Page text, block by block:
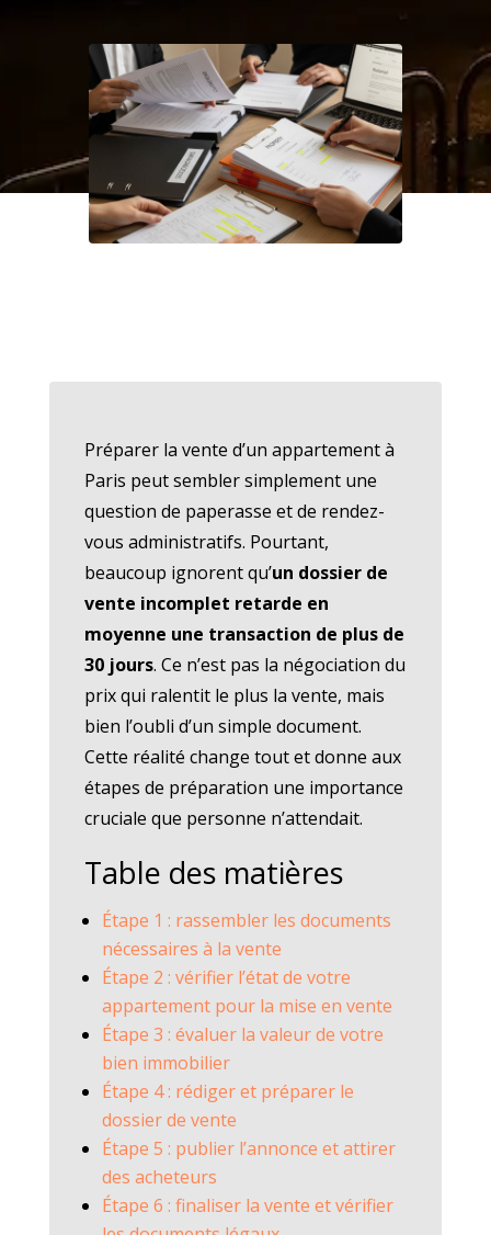
Préparer la vente d’un appartement à
Paris peut sembler simplement une
question de paperasse et de rendez-
vous administratifs. Pourtant,
beaucoup ignorent qu’un dossier de
vente incomplet retarde en
moyenne une transaction de plus de
30 jours. Ce n’est pas la négociation du
prix qui ralentit le plus la vente, mais
bien l’oubli d’un simple document.
Cette réalité change tout et donne aux
étapes de préparation une importance
cruciale que personne n’attendait.
Table des matières
Étape 1 : rassembler les documents
nécessaires à la vente
Étape 2 : vérifier l’état de votre
appartement pour la mise en vente
Étape 3 : évaluer la valeur de votre
bien immobilier
Étape 4 : rédiger et préparer le
dossier de vente
Étape 5 : publier l’annonce et attirer
des acheteurs
Étape 6 : finaliser la vente et vérifier